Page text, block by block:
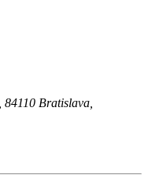
84110 Bratislava